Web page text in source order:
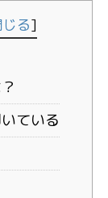
じる]
ている